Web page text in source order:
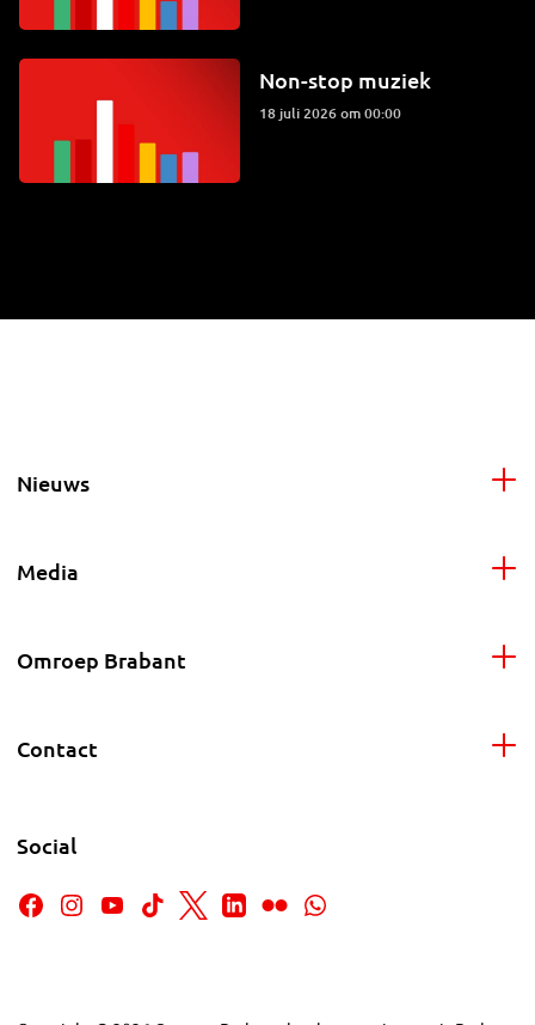
Non-stop muziek
18 juli 2026 om 00:00
Nieuws
Media
Omroep Brabant
Contact
Social